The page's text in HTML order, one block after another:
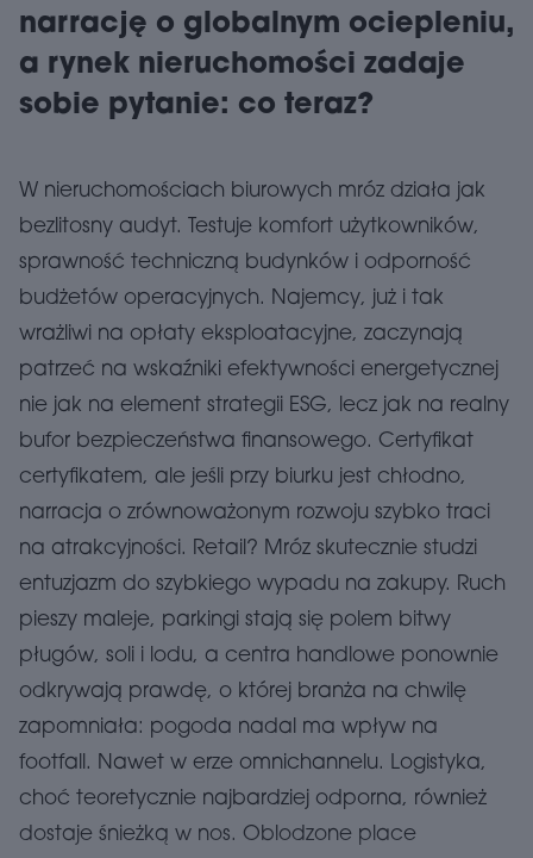
narrację o globalnym ociepleniu,
a rynek nieruchomości zadaje
sobie pytanie: co teraz?
W nieruchomościach biurowych mróz działa jak
bezlitosny audyt. Testuje komfort użytkowników,
sprawność techniczną budynków i odporność
budżetów operacyjnych. Najemcy, już i tak
wrażliwi na opłaty eksploatacyjne, zaczynają
patrzeć na wskaźniki efektywności energetycznej
nie jak na element strategii ESG, lecz jak na realny
bufor bezpieczeństwa finansowego. Certyfikat
certyfikatem, ale jeśli przy biurku jest chłodno,
narracja o zrównoważonym rozwoju szybko traci
na atrakcyjności. Retail? Mróz skutecznie studzi
entuzjazm do szybkiego wypadu na zakupy. Ruch
pieszy maleje, parkingi stają się polem bitwy
pługów, soli i lodu, a centra handlowe ponownie
odkrywają prawdę, o której branża na chwilę
zapomniała: pogoda nadal ma wpływ na
footfall. Nawet w erze omnichannelu. Logistyka,
choć teoretycznie najbardziej odporna, również
dostaje śnieżką w nos. Oblodzone place